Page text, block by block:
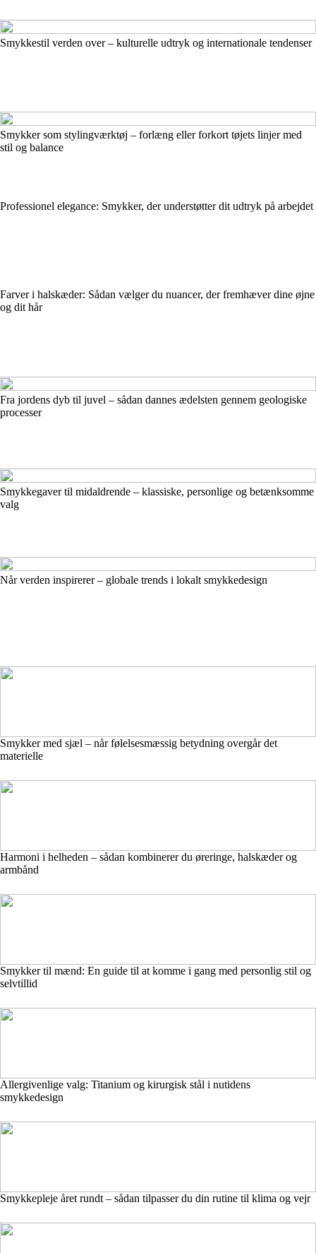
Smykkestil verden over – kulturelle udtryk og internationale tendenser
Smykker som stylingværktøj – forlæng eller forkort tøjets linjer med
stil og balance
Professionel elegance: Smykker, der understøtter dit udtryk på arbejdet
Farver i halskæder: Sådan vælger du nuancer, der fremhæver dine øjne
og dit hår
Fra jordens dyb til juvel – sådan dannes ædelsten gennem geologiske
processer
Smykkegaver til midaldrende – klassiske, personlige og betænksomme
valg
Når verden inspirerer – globale trends i lokalt smykkedesign
Smykker med sjæl – når følelsesmæssig betydning overgår det
materielle
Harmoni i helheden – sådan kombinerer du øreringe, halskæder og
armbånd
Smykker til mænd: En guide til at komme i gang med personlig stil og
selvtillid
Allergivenlige valg: Titanium og kirurgisk stål i nutidens
smykkedesign
Smykkepleje året rundt – sådan tilpasser du din rutine til klima og vejr